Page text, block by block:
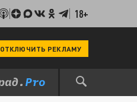
18+
ОТКЛЮЧИТЬ РЕКЛАМУ